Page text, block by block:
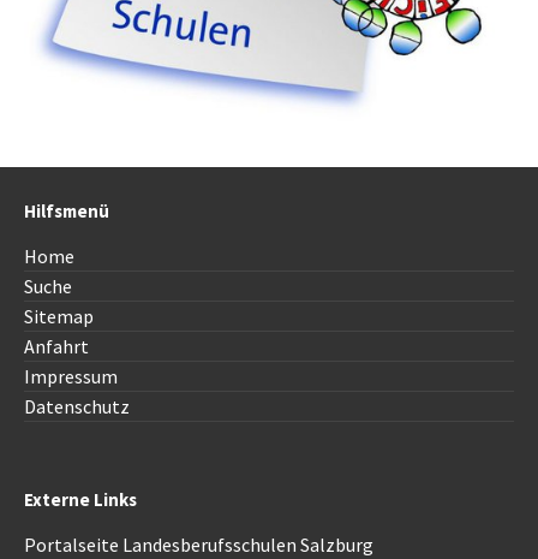
Hilfsmenü
Home
Suche
Sitemap
Anfahrt
Impressum
Datenschutz
Externe Links
Portalseite Landesberufsschulen Salzburg